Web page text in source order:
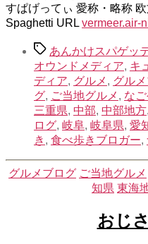
ん
か
ス
パ
ゲ
ッ
テ
ィ
へ
すぱげってぃ 愛称・略称
Spaghetti URL vermeer.air-
タ
グ
あんかけスパゲッ
オウンドメディア, キ
ディア, グルメ , グル
グ, ご当地グルメ , な
三重県, 中部, 中部地方,
ログ, 岐阜, 岐阜県, 愛
き , 食べ歩きブロガー,
グルメブログ ご当地グルメ
知県 東海
おじ